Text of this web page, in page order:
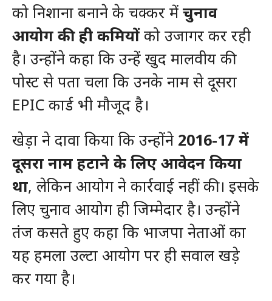
को निशाना बनाने के चक्कर में चुनाव
आयोग की ही कमियोंको उजागर कर रही
है। उन्होंने कहा कि उन्हें खुद मालवीय की
पोस्ट से पता चला कि उनके नाम से दूसरा
EPIC कार्ड भी मौजूद है।
खेड़ा ने दावा किया कि उन्होंने 2016-17 में
दूसरा नाम हटाने के लिए आवेदन किया
था, लेकिन आयोग ने कार्रवाई नहीं की। इसके
लिए चुनाव आयोग ही जिम्मेदार है। उन्होंने
तंज कसते हुए कहा कि भाजपा नेताओं का
यह हमला उल्टा आयोग पर ही सवाल खड़े
कर गया है।